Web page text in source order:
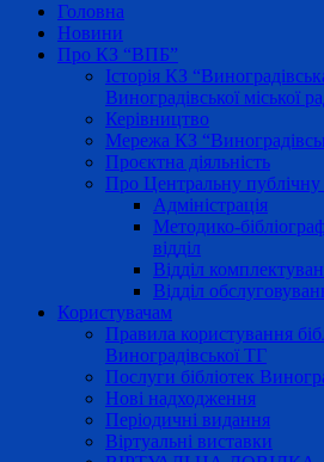
Головна
Новини
Про КЗ “ВПБ”
Історія КЗ
Виноградівської міської
Керівництво
Мережа КЗ
Проєктна діяльність
Про Центральну публічну
Адміністрація
Методико-
відділ
Відділ
Відділ
Користувачам
Правила користування
Виноградівської ТГ
Послуги бібліотек
Нові надходження
Періодичні видання
Віртуальні виставки